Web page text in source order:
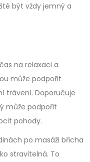
být vždy jemný a
na relaxaci a
může podpořit
trávení. Doporučuje
může podpořit
pohody.
po masáži břicha
stravitelná. To